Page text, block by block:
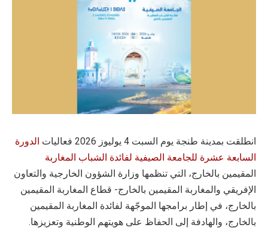
انطلقت بمدينة طنجة يوم السبت 4 يوليوز 2026 فعاليات
الدورة
السابعة عشرة للجامعة الصيفية لفائدة الشباب المغاربة
المقيمين بالخارج، التي تنظمها وزارة الشؤون الخارجية والتعاون
الإفريقي والمغاربة المقيمين بالخارج- قطاع المغاربة المقيمين
بالخارج، في إطار برامجها الموجّهة لفائدة المغاربة المقيمين
بالخارج، والهادفة إلى الحفاظ على هويتهم الوطنية وتعزيزها.